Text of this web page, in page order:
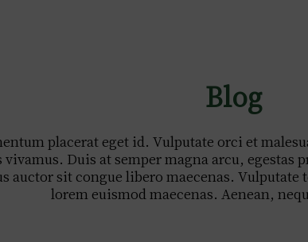
Blog
placerat eget id. Vulputate orci et
vivamus. Duis at semper magna arcu,
auctor sit congue libero maecenas.
lorem euismod maecenas. Aenean,